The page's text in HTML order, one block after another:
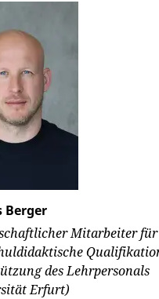
Berger
Mitarbeiter
des Lehrpersonals
Erfurt)